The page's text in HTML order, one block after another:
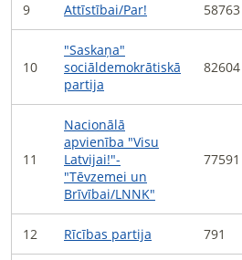
9 Attīstībai/Par! 58763
10
"Saskaņa"
sociāldemokrātiskā
partija
82604
11
Nacionālā
apvienība "Visu
Latvijai!"-
"Tēvzemei un
Brīvībai/LNNK"
77591
12 Rīcības partija 791